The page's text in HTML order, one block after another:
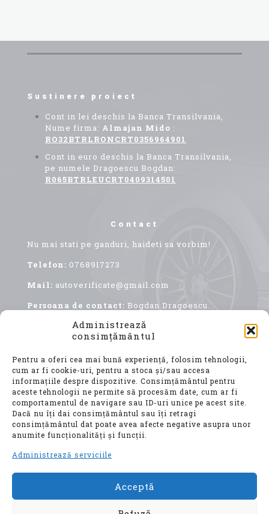
Administrează
consimțământul
Pentru a oferi cea mai bună experiență, folosim tehnologii,
cum ar fi cookie-uri, pentru a stoca și/sau accesa
informațiile despre dispozitive. Consimțământul pentru
aceste tehnologii ne permite să procesăm date, cum ar fi
comportamentul de navigare sau ID-uri unice pe acest site.
Dacă nu îți dai consimțământul sau îți retragi
consimțământul dat poate avea afecte negative asupra unor
anumite funcționalități și funcții.
Administrează serviciile
Acceptă
Sustinere proiect
Cont in lei deschis la Banca Transilvania,
Nume firma: Almajan Mido :
RO32BTRLRONCRT0356964901
Cont in euro deschis la Banca Transilvania,
pe numele Dragoescu Bogdan:
R065BTRLEUCRT0409314501
Contact
Nu mai stati pe ganduri, haideti sa vorbim!
Telefon: 0768917273
Mail: autoverificate@gmail.com
Persoana de contact: Bogdan Dragoescu.
Achiziționarea unui autoturism second hand, este
o decizie importantă, care implică nu doar o
investiție financiară considerabilă, ci și o
alegere ce vă va influența confortul, siguranța și
mobilitatea pentru ani de zile.
© Auto Verificate, Toate drepturile